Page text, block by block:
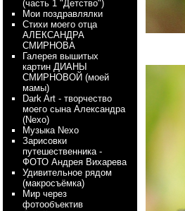
(часть 1 "Детство")
Мои поздравлялки
Стихи моего отца
АЛЕКСАНДРА
СМИРНОВА
Галерея вышитых
картин ДИАНЫ
СМИРНОВОЙ (моей
мамы)
Dark Art - творчество
моего сына Александра
(Nexo)
Myзыка Nexo
Зарисовки
путешественника -
ФОТО Андрея Вихарева
Удивительное рядом
(макросъёмка)
Мир через
фотообъектив